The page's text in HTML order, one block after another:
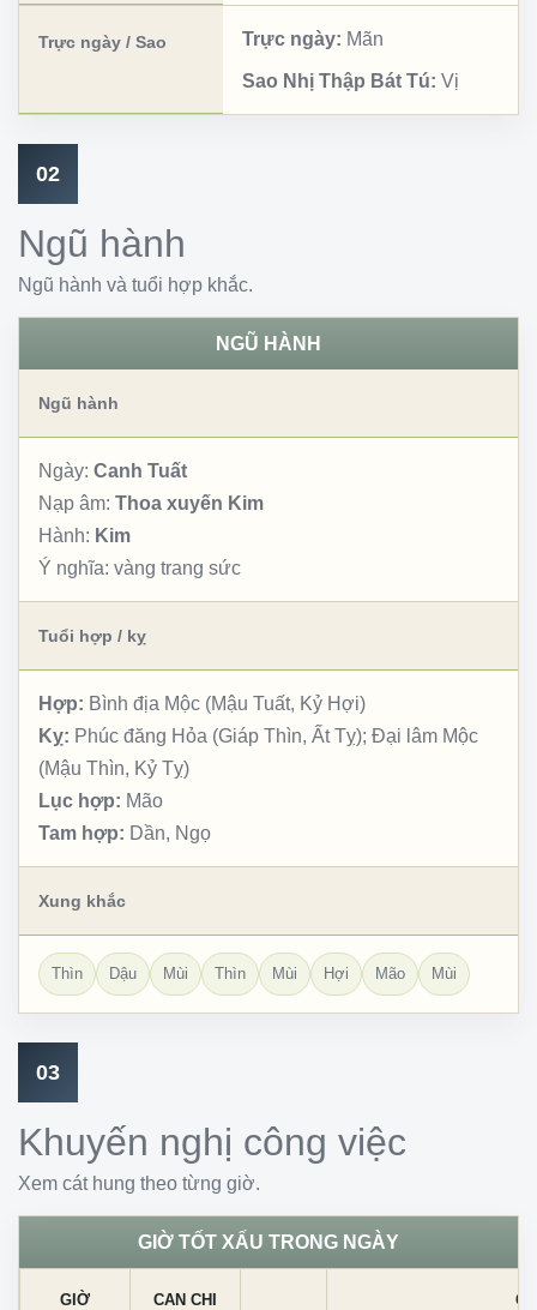
Trực ngày / Sao Trực ngày: Mãn
Sao Nhị Thập Bát Tú: Vị
02
Ngũ hành
Ngũ hành và tuổi hợp khắc.
NGŨ HÀNH
Ngũ hành
Ngày: Canh Tuất
Nạp âm: Thoa xuyến Kim
Hành: Kim
Ý nghĩa: vàng trang sức
Tuổi hợp / kỵ
Hợp: Bình địa Mộc (Mậu Tuất, Kỷ Hợi)
Kỵ: Phúc đăng Hỏa (Giáp Thìn, Ất Tỵ); Đại lâm Mộc
(Mậu Thìn, Kỷ Tỵ)
Lục hợp: Mão
Tam hợp: Dần, Ngọ
Xung khắc
Thìn Dậu Mùi Thìn Mùi Hợi Mão Mùi
03
Khuyến nghị công việc
Xem cát hung theo từng giờ.
GIỜ TỐT XẤU TRONG NGÀY
GIỜ CAN CHI